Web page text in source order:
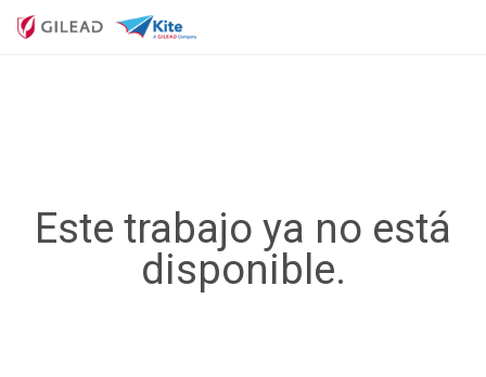
Este trabajo ya no está
disponible.